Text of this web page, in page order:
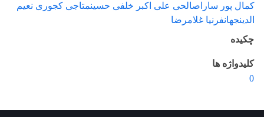
کمال پور ساراصالحی علی اکبر خلفی حسینمتاجی کجوری نعیم
الدینجهانفرنیا غلامرضا
چکیده
کلیدواژه ها
0